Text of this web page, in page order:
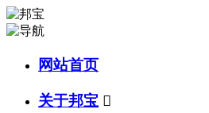
网站首页
关于邦宝 